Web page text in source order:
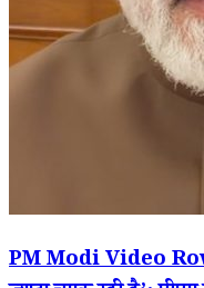
PM Modi Video